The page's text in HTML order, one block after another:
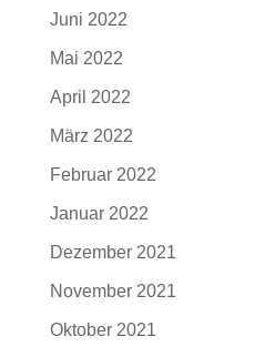
Juni 2022
Mai 2022
April 2022
März 2022
Februar 2022
Januar 2022
Dezember 2021
November 2021
Oktober 2021